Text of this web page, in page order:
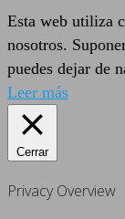
Esta web utiliza
nosotros.
puedes dejar de
Leer más
Cerrar
Privacy Overview